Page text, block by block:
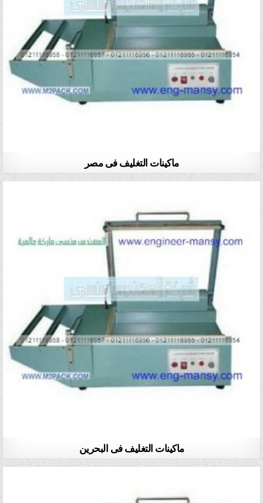
ماكينات التغليف فى مصر
ماكينات التغليف فى البحرين